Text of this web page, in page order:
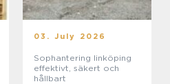
03. July 2026
Sophantering linköping
effektivt, säkert och
hållbart